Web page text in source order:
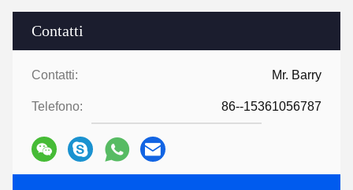
Contatti
Contatti: Mr. Barry
Telefono: 86--15361056787